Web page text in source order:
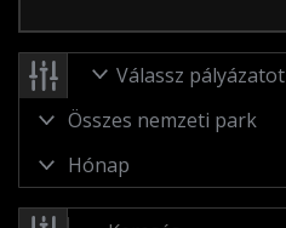
Válassz pályázatot